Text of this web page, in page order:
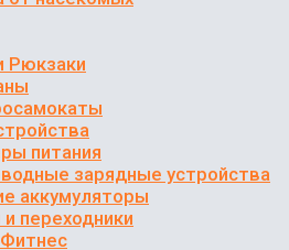
Рюкзаки
питания
зарядные устройства
аккумуляторы
переходники